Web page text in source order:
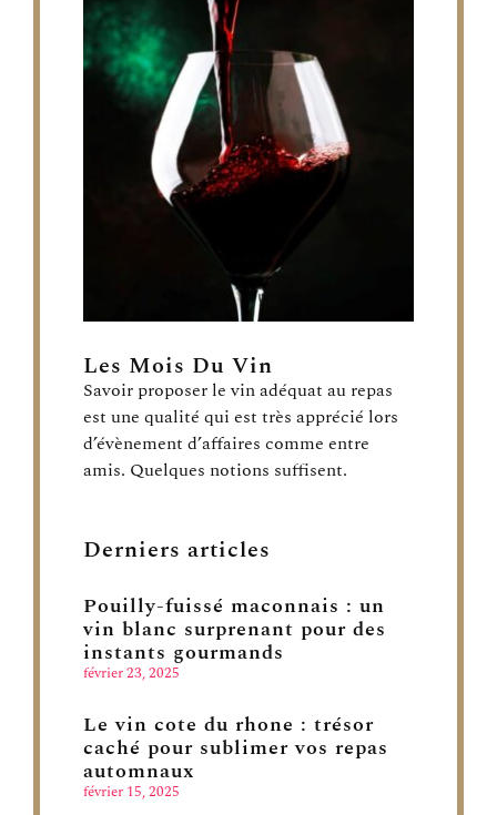
Les Mois Du Vin
Savoir proposer le vin adéquat au repas
est une qualité qui est très apprécié lors
d’évènement d’affaires comme entre
amis. Quelques notions suffisent.
Derniers articles
Pouilly-fuissé maconnais : un
vin blanc surprenant pour des
instants gourmands
février 23, 2025
Le vin cote du rhone : trésor
caché pour sublimer vos repas
automnaux
février 15, 2025